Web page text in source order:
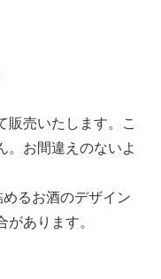
販売いたします。こ
。お間違えのないよ
るお酒のデザイン
あります。